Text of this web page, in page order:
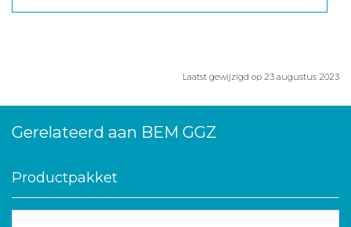
Laatst gewijzigd op 23 augustus 2023
Gerelateerd aan BEM GGZ
Productpakket